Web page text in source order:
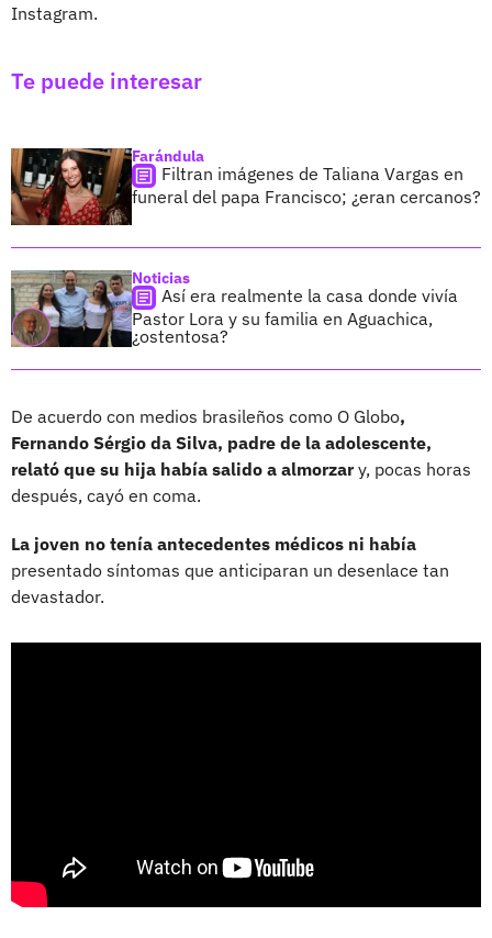
Instagram.
Te puede interesar
Farándula
Filtran imágenes de Taliana Vargas en
funeral del papa Francisco; ¿eran cercanos?
Noticias
Así era realmente la casa donde vivía
Pastor Lora y su familia en Aguachica,
¿ostentosa?
De acuerdo con medios brasileños como O Globo,
Fernando Sérgio da Silva, padre de la adolescente,
relató que su hija había salido a almorzary, pocas horas
después, cayó en coma.
La joven no tenía antecedentes médicos ni había
presentado síntomas que anticiparan un desenlace tan
devastador.